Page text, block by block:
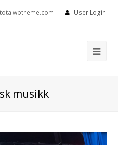
User Login
musikk